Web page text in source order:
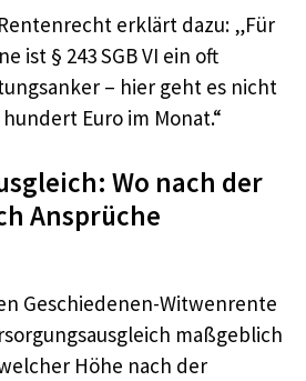
erklärt dazu: „Für
ist § 243 SGB VI ein oft
– hier geht es nicht
Euro im Monat.“
Wo nach der
Ansprüche
Geschiedenen-Witwenrente
maßgeblich
Höhe nach der